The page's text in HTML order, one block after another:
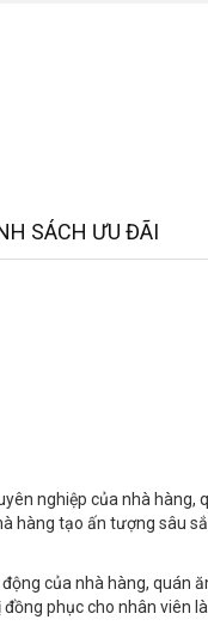
SÁCH ƯU ĐÃI
nghiệp của nhà hàng,
hàng tạo ấn tượng sâu
của nhà hàng, quán
phục cho nhân viên